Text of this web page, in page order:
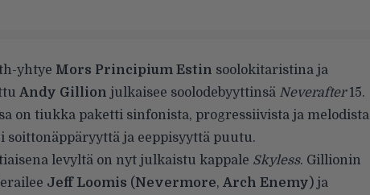
yhtye Mors Principium Estin soolokitaristina ja
Andy Gillion julkaisee soolodebyyttinsä Neverafter15.
on tiukka paketti sinfonista, progressiivista ja melodista
soittonäppäryyttä ja eeppisyyttä puutu.
levyltä on nyt julkaistu kappale Skyless. Gillionin
Jeff Loomis (Nevermore, Arch Enemy) ja